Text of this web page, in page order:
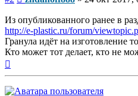
Из опубликованного ранее в
http://e-plastic.ru/forum/
Гранула идёт на изготовление
Кто может тот делает, кто не